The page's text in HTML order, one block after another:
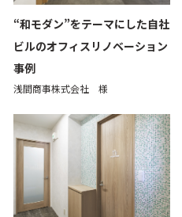
“和モダン”をテーマにした自社
ビルのオフィスリノベーション
事例
浅間商事株式会社 様